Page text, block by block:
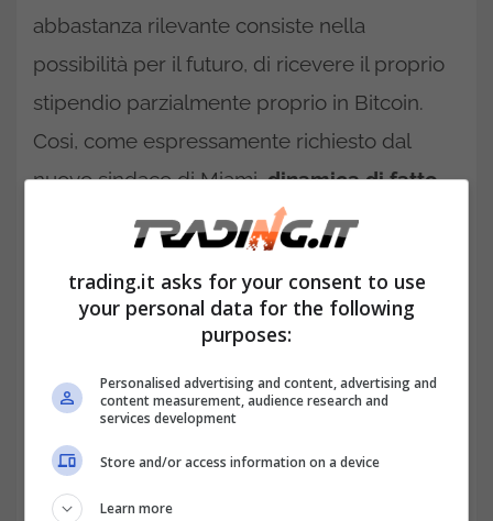
abbastanza rilevante consiste nella
possibilità per il futuro, di ricevere il proprio
stipendio parzialmente proprio in Bitcoin.
Cosi, come espressamente richiesto dal
nuovo sindaco di Miami,dinamica di fatto
anche già avvenuta. Ma non è solo il
repubblicano Francis Suarez.
Stipendi in Bitcoin: anche il
Brasile si affaccia all’inattesa
possibilità.
trading.it asks for your consent to use
your personal data for the following
purposes:
Personalised advertising and content, advertising and
content measurement, audience research and
services development
Store and/or access information on a device
Learn more